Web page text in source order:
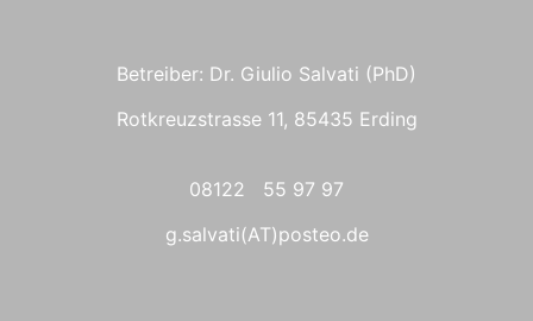
Betreiber: Dr. Giulio Salvati (PhD)
Rotkreuzstrasse 11, 85435 Erding
08122 55 97 97
g.salvati(AT)posteo.de